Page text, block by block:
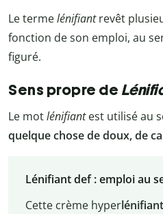
Le termelénifiantrevêt
fonction de son emploi, au
figuré.
Sens propre de
Le motlénifiantest utilisé au
quelque chose de doux, de
Lénifiant def : emploi au
Cette crème hyper